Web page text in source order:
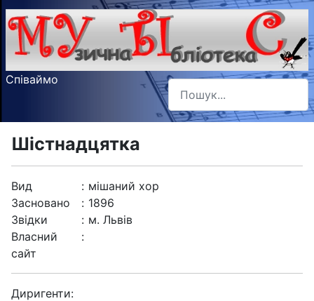
Співаймо Пошук
Type 2 or more characters
Шістнадцятка
Вид : мішаний хор
Засновано
: 1896
Звідки
: м. Львів
Власний
сайт
:
Диригенти: